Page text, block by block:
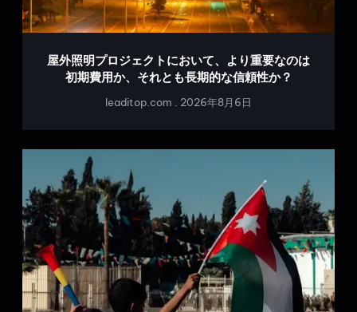
屋外照明プロジェクトにおいて、より重要なのは
初期費用か、それとも長期的な信頼性か？
leaditop.com 2026年8月6日